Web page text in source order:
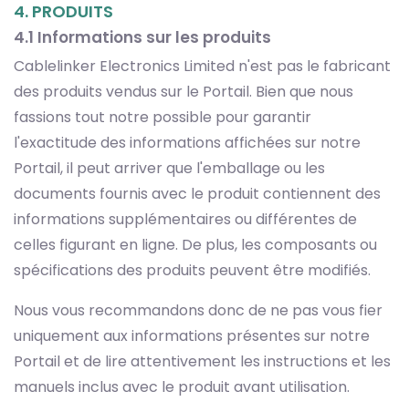
4. PRODUITS
4.1 Informations sur les produits
Cablelinker Electronics Limited n'est pas le fabricant
des produits vendus sur le Portail. Bien que nous
fassions tout notre possible pour garantir
l'exactitude des informations affichées sur notre
Portail, il peut arriver que l'emballage ou les
documents fournis avec le produit contiennent des
informations supplémentaires ou différentes de
celles figurant en ligne. De plus, les composants ou
spécifications des produits peuvent être modifiés.
Nous vous recommandons donc de ne pas vous fier
uniquement aux informations présentes sur notre
Portail et de lire attentivement les instructions et les
manuels inclus avec le produit avant utilisation.